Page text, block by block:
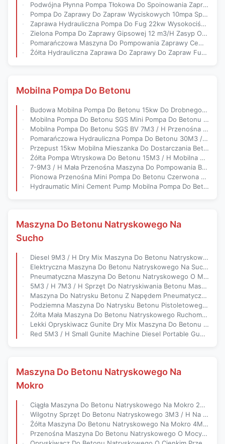
Podwójna Płynna Pompa Tłokowa Do Spoinowania Zaprawy Hydroizolacyjnej
Pompa Do Zaprawy Do Zapraw Wyciskowych 10mpa Sprzęt Do Fugowania Ciśnieniowego
Zaprawa Hydrauliczna Pompa Do Fug 22kw Wysokociśnieniowa Maszyna Do Fugowania
Zielona Pompa Do Zaprawy Gipsowej 12 m3/H Zasyp Ogrzewania Podłogowego
Pomarańczowa Maszyna Do Pompowania Zaprawy Cementowej SGS Ciśnienie 0-10 Mpa
Żółta Hydrauliczna Zaprawa Do Zaprawy Do Zapraw Fundamentowych 15kw Compact
Mobilna Pompa Do Betonu
Budowa Mobilna Pompa Do Betonu 15kw Do Drobnego Kruszywa
Mobilna Pompa Do Betonu SGS Mini Pompa Do Betonu Na Basen
Mobilna Pompa Do Betonu SGS BV 7M3 / H Przenośna Mieszarka Do Betonu Z Pompą
Pomarańczowa Hydrauliczna Pompa Do Betonu 30M3 / H 110kw Maszyna Do Fugowania Betonu
Przepust 15kw Mobilna Mieszanka Do Dostarczania Betonu I Pompowania Pompy Do Betonu Mobilna
Żółta Pompa Wtryskowa Do Betonu 15M3 / H Mobilna Pompa Do Betonu Z Aprobatą CE
7-9M3 / H Mała Przenośna Maszyna Do Pompowania Betonu 2 Cylindry
Pionowa Przenośna Mini Pompa Do Betonu Czerwona Mini Pompa Do Pompowania Betonu
Hydraumatic Mini Cement Pump Mobilna Pompa Do Betonu 7M3 / H Mini Pumpcrete
Maszyna Do Betonu Natryskowego Na
Sucho
Diesel 9M3 / H Dry Mix Maszyna Do Betonu Natryskowego Opryskiwacz Pistoletowy Do Ochrony Stoków
Elektryczna Maszyna Do Betonu Natryskowego Na Suchą Mieszankę Kompresor Powietrza Mini Maszyna Do Betonu Natryskowego
Pneumatyczna Maszyna Do Betonu Natryskowego O Mocy 7,5 KW Z Mieszanką Suchą Moc Elektryczna CE ISO
5M3 / H 7M3 / H Sprzęt Do Natryskiwania Betonu Maszyna Do Natrysku Gunite
Maszyna Do Natrysku Betonu Z Napędem Pneumatycznym 6M3 / H Podziemny Opryskiwacz Do Betonu Natryskowego
Podziemna Maszyna Do Natrysku Betonu Pistoletowego Diesel Sprzęt Do Betonu Natryskowego
Żółta Mała Maszyna Do Betonu Natryskowego Ruchoma Maszyna Do Natrysku Betonu Natryskowego
Lekki Opryskiwacz Gunite Dry Mix Maszyna Do Betonu Natryskowego Środowisko
Red 5M3 / H Small Gunite Machine Diesel Portable Gunite Equipment
Maszyna Do Betonu Natryskowego Na
Mokro
Ciągła Maszyna Do Betonu Natryskowego Na Mokro 22kw Sprzęt Do Betonu Natryskowego
Wilgotny Sprzęt Do Betonu Natryskowego 3M3 / H Na Mokro Pompa Do Betonu Natryskowego SGS Beton
Żółta Maszyna Do Betonu Natryskowego Na Mokro 4M3 / H 7,5 KW Betonowa Pompa Do Betonu Natryskowego
Przenośna Maszyna Do Betonu Natryskowego O Mocy 7,5kw Opryskiwacz Pistoletowy O Dużej Pojemności